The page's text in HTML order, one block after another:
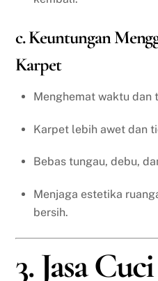
c. Keuntungan
Karpet
Menghemat waktu dan
Karpet lebih awet dan
Bebas tungau, debu,
Menjaga estetika
bersih.
3. Jasa